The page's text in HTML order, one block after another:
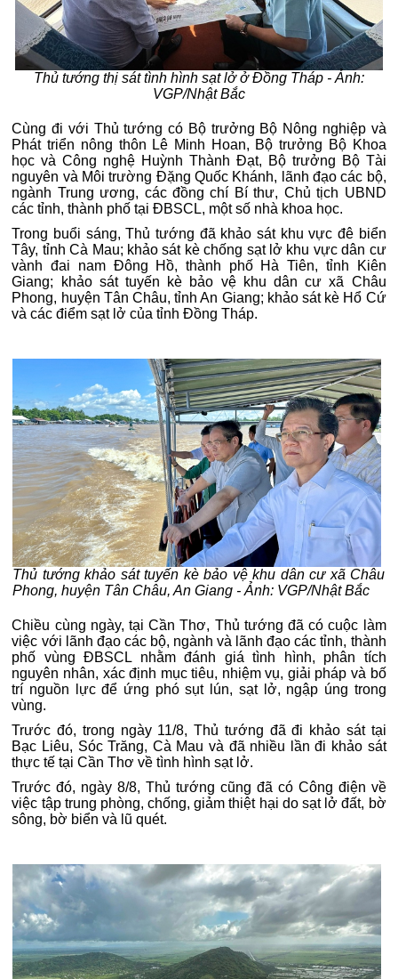
Thủ tướng thị sát tình hình sạt lở ở Đồng Tháp - Ảnh:
VGP/Nhật Bắc
Cùng đi với Thủ tướng có Bộ trưởng Bộ Nông nghiệp và
Phát triển nông thôn Lê Minh Hoan, Bộ trưởng Bộ Khoa
học và Công nghệ Huỳnh Thành Đạt, Bộ trưởng Bộ Tài
nguyên và Môi trường Đặng Quốc Khánh, lãnh đạo các bộ,
ngành Trung ương, các đồng chí Bí thư, Chủ tịch UBND
các tỉnh, thành phố tại ĐBSCL, một số nhà khoa học.
Trong buổi sáng, Thủ tướng đã khảo sát khu vực đê biển
Tây, tỉnh Cà Mau; khảo sát kè chống sạt lở khu vực dân cư
vành đai nam Đông Hồ, thành phố Hà Tiên, tỉnh Kiên
Giang; khảo sát tuyến kè bảo vệ khu dân cư xã Châu
Phong, huyện Tân Châu, tỉnh An Giang; khảo sát kè Hổ Cứ
và các điểm sạt lở của tỉnh Đồng Tháp.
Thủ tướng khảo sát tuyến kè bảo vệ khu dân cư xã Châu
Phong, huyện Tân Châu, An Giang - Ảnh: VGP/Nhật Bắc
Chiều cùng ngày, tại Cần Thơ, Thủ tướng đã có cuộc làm
việc với lãnh đạo các bộ, ngành và lãnh đạo các tỉnh, thành
phố vùng ĐBSCL nhằm đánh giá tình hình, phân tích
nguyên nhân, xác định mục tiêu, nhiệm vụ, giải pháp và bố
trí nguồn lực để ứng phó sụt lún, sạt lở, ngập úng trong
vùng.
Trước đó, trong ngày 11/8, Thủ tướng đã đi khảo sát tại
Bạc Liêu, Sóc Trăng, Cà Mau và đã nhiều lần đi khảo sát
thực tế tại Cần Thơ về tình hình sạt lở.
Trước đó, ngày 8/8, Thủ tướng cũng đã có Công điện về
việc tập trung phòng, chống, giảm thiệt hại do sạt lở đất, bờ
sông, bờ biển và lũ quét.